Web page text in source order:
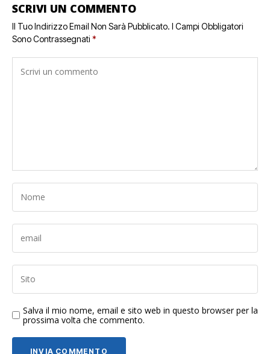
SCRIVI UN COMMENTO
Il Tuo Indirizzo Email Non Sarà Pubblicato. I Campi Obbligatori
Sono Contrassegnati *
Salva il mio nome, email e sito web in questo browser per la
prossima volta che commento.